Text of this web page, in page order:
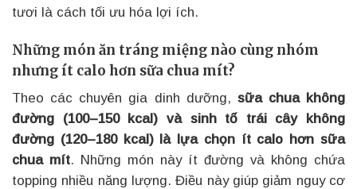
tươi là cách tối ưu hóa lợi ích.
Những món ăn tráng miệng nào cùng nhóm
nhưng ít calo hơn sữa chua mít?
Theo các chuyên gia dinh dưỡng, sữa chua không
đường (100–150 kcal) và sinh tố trái cây không
đường (120–180 kcal) là lựa chọn ít calo hơn sữa
chua mít. Những món này ít đường và không chứa
topping nhiều năng lượng. Điều này giúp giảm nguy cơ